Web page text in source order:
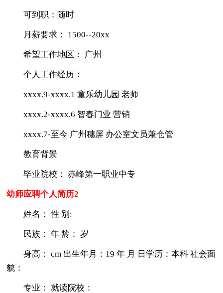
可到职：随时
月薪要求： 1500--20xx
希望工作地区： 广州
个人工作经历：
xxxx.9-xxxx.1 童乐幼儿园 老师
xxxx.2-xxxx.6 智春门业 营销
xxxx.7-至今 广州穗屏 办公室文员兼仓管
教育背景
毕业院校： 赤峰第一职业中专
幼师应聘个人简历2
姓名： 性 别:
民族： 年 龄： 岁
身高： cm 出生年月：19 年 月 日学历：本科 社会面
貌：
专业： 就读院校：